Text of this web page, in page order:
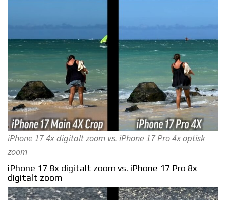
iPhone 17 4x digitalt zoom vs. iPhone 17 Pro 4x optisk
zoom
iPhone 17 8x digitalt zoom vs. iPhone 17 Pro 8x
digitalt zoom